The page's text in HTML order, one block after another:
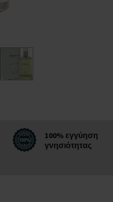
100% εγγύηση
γνησιότητας